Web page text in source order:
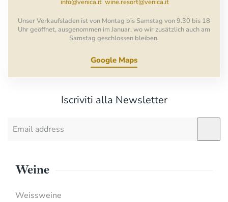
info@venica.it wine.resort@venica.it
Unser Verkaufsladen ist von Montag bis Samstag von 9.30 bis 18
Uhr geöffnet, ausgenommen im Januar, wo wir zusätzlich auch am
Samstag geschlossen bleiben.
Google Maps
Iscriviti alla Newsletter
Weine
Weissweine